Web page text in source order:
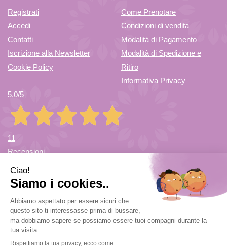
Registrati
Accedi
Contatti
Iscrizione alla Newsletter
Cookie Policy
Come Prenotare
Condizioni di vendita
Modalità di Pagamento
Modalità di Spedizione e
Ritiro
Informativa Privacy
5,0/5
11
Recensioni
Farmacia di Cuvio Sas- via Vittorio Veneto 12/a 21030 Cuvio
(VA)
info@farmaciadicuvio.it (per info ordini) -
farmaciadicuvio@gmail.com (per info farmacia)
0332.624208| P.Iva: 03656220120 | Numero R.E.A.: VA369153